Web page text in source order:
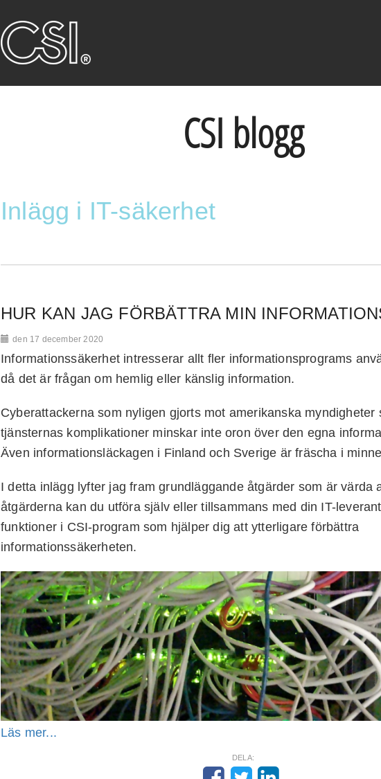
CSI blogg
Inlägg i IT-säkerhet
HUR KAN JAG FÖRBÄTTRA MIN
den 17 december 2020
Informationssäkerhet intresserar allt fler informationsprograms
då det är frågan om hemlig eller känslig information.
Cyberattackerna som nyligen gjorts mot amerikanska myndigheter
tjänsternas komplikationer minskar inte oron över den egna
Även informationsläckagen i Finland och Sverige är fräscha i
I detta inlägg lyfter jag fram grundläggande åtgärder som är värda
åtgärderna kan du utföra själv eller tillsammans med din IT-
funktioner i CSI-program som hjälper dig att ytterligare förbättra
informationssäkerheten.
Läs mer...
DELA: